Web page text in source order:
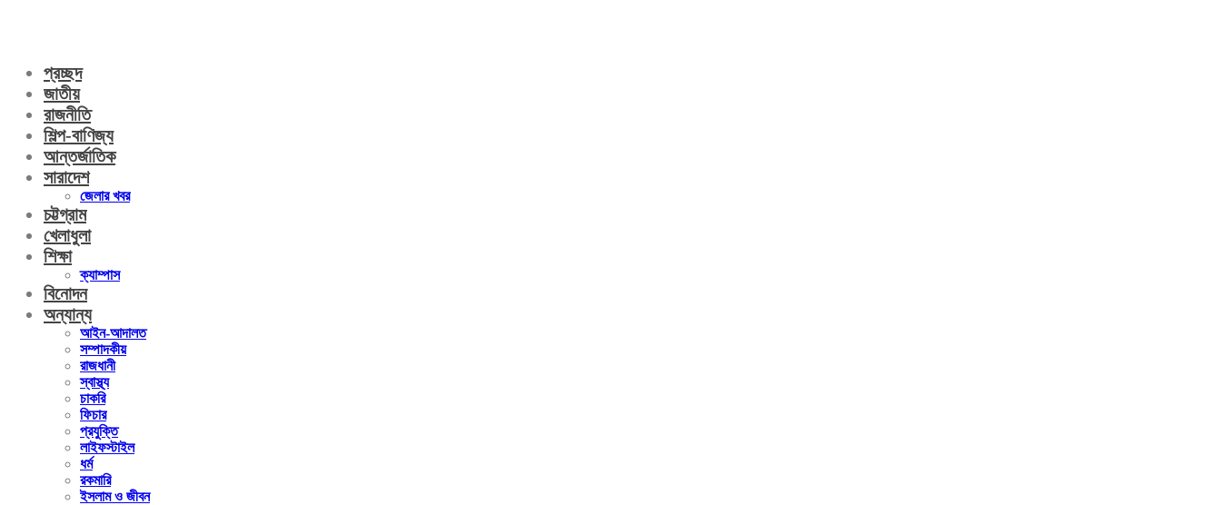
প্রচ্ছদ
জাতীয়
রাজনীতি
শিল্প-বাণিজ্য
আন্তর্জাতিক
সারাদেশ
জেলার খবর
চট্টগ্রাম
খেলাধুলা
শিক্ষা
ক্যাম্পাস
বিনোদন
অন্যান্য
আইন-আদালত
সম্পাদকীয়
রাজধানী
স্বাস্থ্য
চাকরি
ফিচার
প্রযুক্তি
লাইফস্টাইল
ধর্ম
রকমারি
ইসলাম ও জীবন